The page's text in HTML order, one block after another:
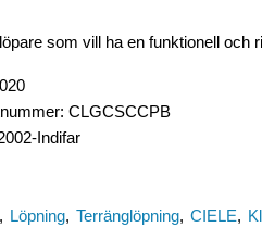
som vill ha en funktionell och
: CLGCSCCPB
Indifar
Löpning Terränglöpning CIELE